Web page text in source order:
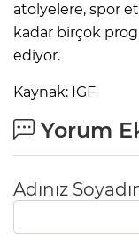
atölyelere, spor
kadar birçok
ediyor.
Kaynak: IGF
Yorum
Adınız